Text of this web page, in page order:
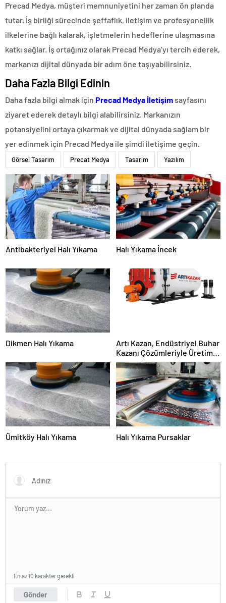
Precad Medya, müşteri memnuniyetini her zaman ön planda
tutar. İş birliği sürecinde şeffaflık, iletişim ve profesyonellik
ilkelerine bağlı kalarak, işletmelerin hedeflerine ulaşmasına
katkı sağlar. İş ortağınız olarak Precad Medya’yı tercih ederek,
markanızı dijital dünyada bir adım öne taşıyabilirsiniz.
Daha Fazla Bilgi Edinin
Daha fazla bilgi almak için Precad Medya İletişim sayfasını
ziyaret ederek detaylı bilgi alabilirsiniz. Markanızın
potansiyelini ortaya çıkarmak ve dijital dünyada sağlam bir
yer edinmek için Precad Medya ile şimdi iletişime geçin.
Görsel Tasarım Precat Medya Tasarım Yazılım
Antibakteriyel Halı Yıkama Halı Yıkama İncek
Dikmen Halı Yıkama
Artı Kazan, Endüstriyel Buhar
Kazanı Çözümleriyle Üretim
Tesislerine Verimli Sistemler
Sunuyor
Ümitköy Halı Yıkama Halı Yıkama Pursaklar
Gönder
En az 10 karakter gerekli